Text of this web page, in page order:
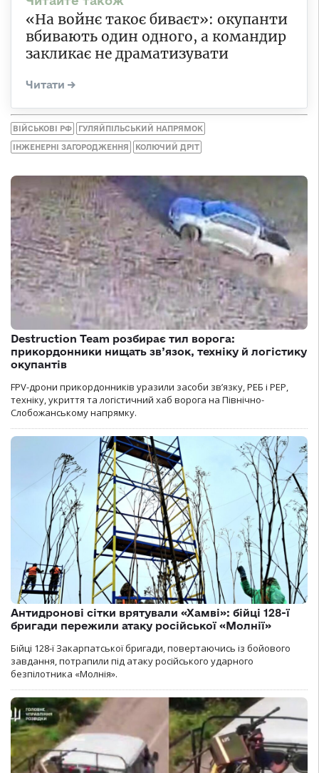
«На войнє такоє биваєт»: окупанти
вбивають один одного, а командир
закликає не драматизувати
ВІЙСЬКОВІ РФ ГУЛЯЙПІЛЬСЬКИЙ НАПРЯМОК
ІНЖЕНЕРНІ ЗАГОРОДЖЕННЯ КОЛЮЧИЙ ДРІТ
Destruction Team розбирає тил ворога:
прикордонники нищать зв’язок, техніку й логістику
окупантів
FPV-дрони прикордонників уразили засоби зв’язку, РЕБ і РЕР,
техніку, укриття та логістичний хаб ворога на Північно-
Слобожанському напрямку.
Антидронові сітки врятували «Хамві»: бійці 128-ї
бригади пережили атаку російської «Молнії»
Бійці 128-ї Закарпатської бригади, повертаючись із бойового
завдання, потрапили під атаку російського ударного
безпілотника «Молнія».